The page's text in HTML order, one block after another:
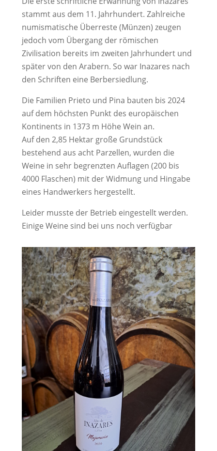
stammt aus dem 11. Jahrhundert. Zahlreiche
numismatische Überreste (Münzen) zeugen
jedoch vom Übergang der römischen
Zivilisation bereits im zweiten Jahrhundert und
später von den Arabern. So war Inazares nach
den Schriften eine Berbersiedlung.
Die Familien Prieto und Pina bauten bis 2024
auf dem höchsten Punkt des europäischen
Kontinents in 1373 m Höhe Wein an.
Auf den 2,85 Hektar große Grundstück
bestehend aus acht Parzellen, wurden die
Weine in sehr begrenzten Auflagen (200 bis
4000 Flaschen) mit der Widmung und Hingabe
eines Handwerkers hergestellt.
Leider musste der Betrieb eingestellt werden.
Einige Weine sind bei uns noch verfügbar